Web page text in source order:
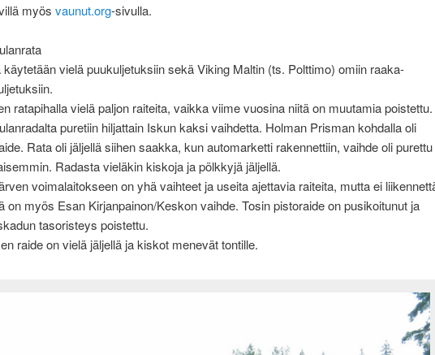
myös vaunut.org-sivulla.
käytetään vielä puukuljetuksiin sekä Viking Maltin (ts. Polttimo) omiin raaka-
ratapihalla vielä paljon raiteita, vaikka viime vuosina niitä on muutamia poistettu.
puretiin hiljattain Iskun kaksi vaihdetta. Holman Prisman kohdalla oli
Rata oli jäljellä siihen saakka, kun automarketti rakennettiin, vaihde oli purettu
Radasta vieläkin kiskoja ja pölkkyjä jäljellä.
voimalaitokseen on yhä vaihteet ja useita ajettavia raiteita, mutta ei
on myös Esan Kirjanpainon/Keskon vaihde. Tosin pistoraide on pusikoitunut ja
tasoristeys poistettu.
raide on vielä jäljellä ja kiskot menevät tontille.